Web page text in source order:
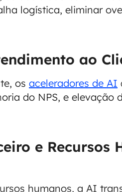
logística, eliminar
ao
os aceleradores de AI
do NPS, e elevação
e Recursos
humanos, a AI